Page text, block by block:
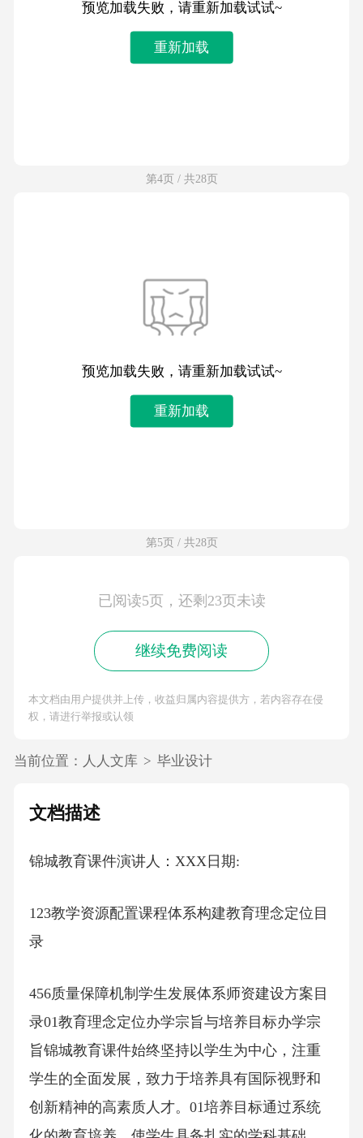
预览加载失败，请重新加载试试~
重新加载
第4页 / 共28页
预览加载失败，请重新加载试试~
重新加载
第5页 / 共28页
已阅读5页，还剩23页未读
继续免费阅读
本文档由用户提供并上传，收益归属内容提供方，若内容存在侵
权，请进行举报或认领
当前位置： 人人文库 > 毕业设计
文档描述
锦城教育课件演讲人：XXX日期:
123教学资源配置课程体系构建教育理念定位目
录
456质量保障机制学生发展体系师资建设方案目
录01教育理念定位办学宗旨与培养目标办学宗
旨锦城教育课件始终坚持以学生为中心，注重
学生的全面发展，致力于培养具有国际视野和
创新精神的高素质人才。01培养目标通过系统